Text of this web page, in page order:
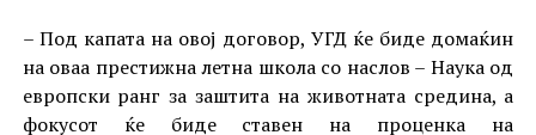
– Под капата на овој договор, УГД ќе биде домаќин
на оваа престижна летна школа со наслов – Наука од
европски ранг за заштита на животната средина, а
фокусот ќе биде ставен на проценка на